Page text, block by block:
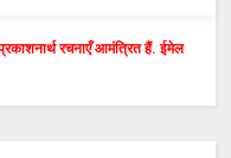
रचनाएँ आमंत्रित हैं. ईमेल